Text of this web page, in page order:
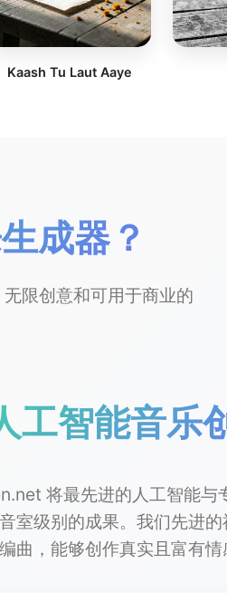
Kaash Tu Laut Aaye
成器？
限创意和可用于商业的
工智能音乐
将最先进的人工智能与
室级别的成果。我们先进
曲，能够创作真实且富有情